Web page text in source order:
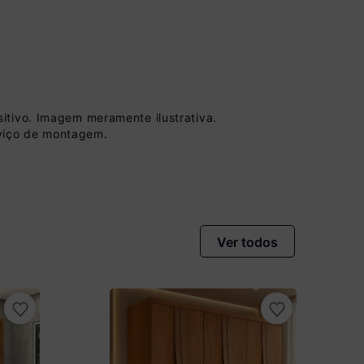
à vista no Boleto
Imagem meramente ilustrativa.
de montagem.
Ver todos